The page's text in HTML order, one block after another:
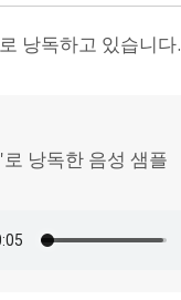
낭독하고 있습니다.
낭독한 음성 샘플